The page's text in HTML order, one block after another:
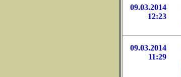
09.03.2014
12:23
09.03.2014
11:29